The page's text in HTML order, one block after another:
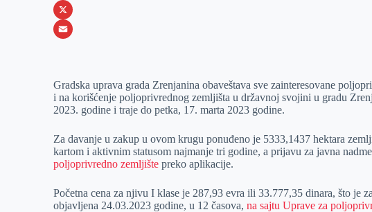
b
o
s
e
e
r
n
k
I
n
i
b
W
h
s
A
p
X
a
i
Gradska uprava grada Zrenjanina obaveštava sve zainteresovane
i na korišćenje poljoprivrednog zemljišta u državnoj svojini u gradu
2023. godine i traje do petka, 17. marta 2023 godine.
Za davanje u zakup u ovom krugu ponuđeno je 5333,1437 hektara
kartom i aktivnim statusom najmanje tri godine, a prijavu za javna
poljoprivredno zemljište preko aplikacije.
Početna cena za njivu I klase je 287,93 evra ili 33.777,35 dinara, što je
objavljena 24.03.2023 godine, u 12 časova,na sajtu Uprave za